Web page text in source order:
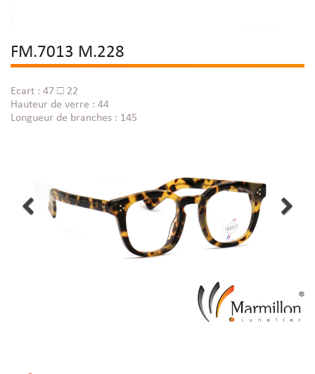
FM.7013 M.228
Ecart : 47 □ 22
Hauteur de verre : 44
Longueur de branches : 145